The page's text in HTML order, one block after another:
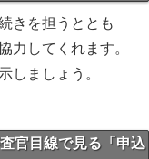
きを担うととも
力してくれます。
しましょう。
官目線で見る「申込